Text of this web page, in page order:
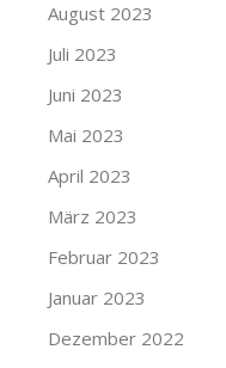
August 2023
Juli 2023
Juni 2023
Mai 2023
April 2023
März 2023
Februar 2023
Januar 2023
Dezember 2022